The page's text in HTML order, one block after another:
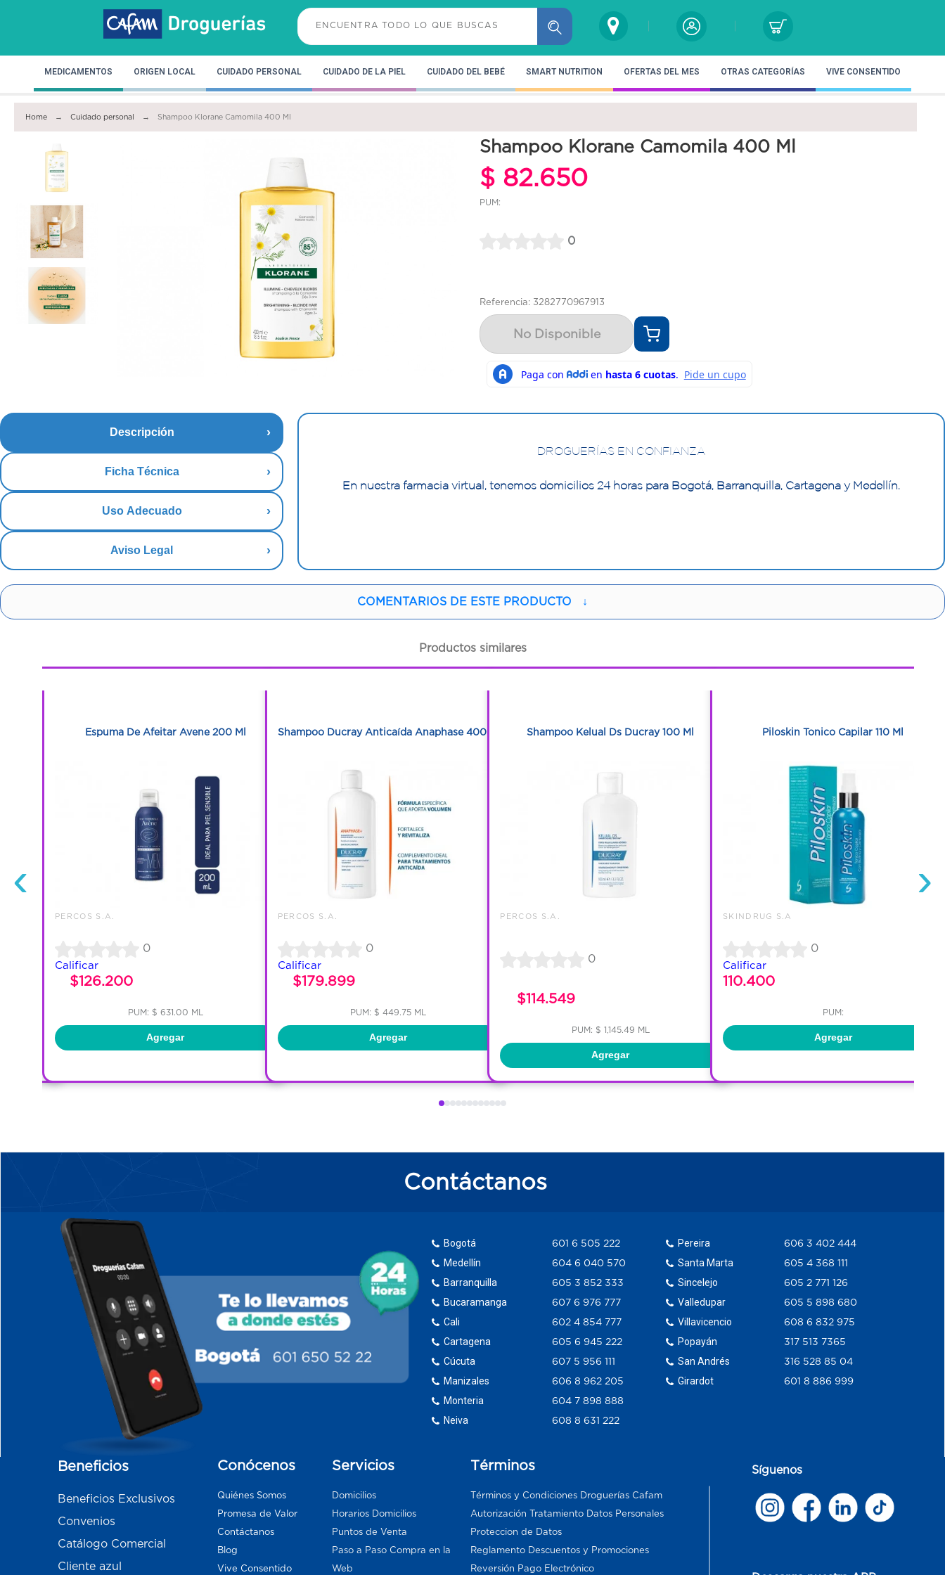
MEDICAMENTOS ORIGEN LOCAL CUIDADO PERSONAL CUIDADO DE LA PIEL CUIDADO DEL BEBÉ SMART NUTRITION OFERTAS DEL MES OTRAS CATEGORÍAS VIVE CONSENTIDO
Home Cuidado personal Shampoo Klorane Camomila 400 Ml
Shampoo Klorane Camomila 400 Ml
$ 82.650
PUM:
0
Referencia: 3282770967913
No Disponible
Descripción
Ficha Técnica
Uso Adecuado
Aviso Legal
DROGUERÍAS EN CONFIANZA
En nuestra farmacia virtual, tenemos domicilios 24 horas para Bogotá, Barranquilla, Cartagena y Medellín.
COMENTARIOS DE ESTE PRODUCTO ↓
Productos similares
‹
Espuma De Afeitar Avene 200 Ml
PERCOS S.A.
0
Calificar
$126.200
PUM: $ 631.00 ML
Agregar
Shampoo Ducray Anticaída Anaphase 400Ml
PERCOS S.A.
0
Calificar
$179.899
PUM: $ 449.75 ML
Agregar
Shampoo Kelual Ds Ducray 100 Ml
PERCOS S.A.
0
$114.549
PUM: $ 1,145.49 ML
Agregar
Piloskin Tonico Capilar 110 Ml
SKINDRUG S.A
0
Calificar
110.400
PUM:
Agregar
›
Contáctanos
Bogotá
Medellín
Barranquilla
Bucaramanga
Cali
Cartagena
Cúcuta
Manizales
Monteria
Neiva
601 6 505 222
604 6 040 570
605 3 852 333
607 6 976 777
602 4 854 777
605 6 945 222
607 5 956 111
606 8 962 205
604 7 898 888
608 8 631 222
Pereira
Santa Marta
Sincelejo
Valledupar
Villavicencio
Popayán
San Andrés
Girardot
606 3 402 444
605 4 368 111
605 2 771 126
605 5 898 680
608 6 832 975
317 513 7365
316 528 85 04
601 8 886 999
Beneficios
Beneficios Exclusivos
Convenios
Catálogo Comercial
Cliente azul
Conócenos
Quiénes Somos
Promesa de Valor
Contáctanos
Blog
Vive Consentido
Servicios
Domicilios
Horarios Domicilios
Puntos de Venta
Paso a Paso Compra en la
Web
Términos
Términos y Condiciones Droguerías Cafam
Autorización Tratamiento Datos Personales
Proteccion de Datos
Reglamento Descuentos y Promociones
Reversión Pago Electrónico
Síguenos